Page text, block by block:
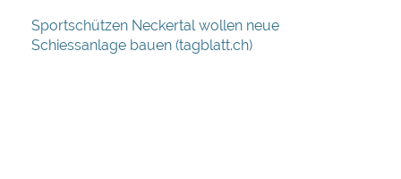
Sportschützen Neckertal wollen neue
Schiessanlage bauen (tagblatt.ch)